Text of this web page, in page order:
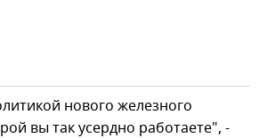
нового железного
вы так усердно работаете", -